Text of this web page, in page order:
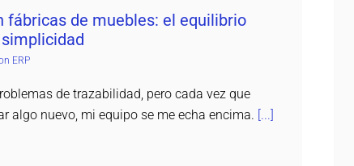
fábricas de muebles: el equilibrio
ERP
de trazabilidad, pero cada vez que
algo nuevo, mi equipo se me echa encima. [...]